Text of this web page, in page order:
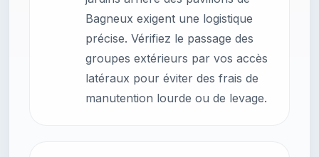
Bagneux exigent une logistique
précise. Vérifiez le passage des
groupes extérieurs par vos accès
latéraux pour éviter des frais de
manutention lourde ou de levage.